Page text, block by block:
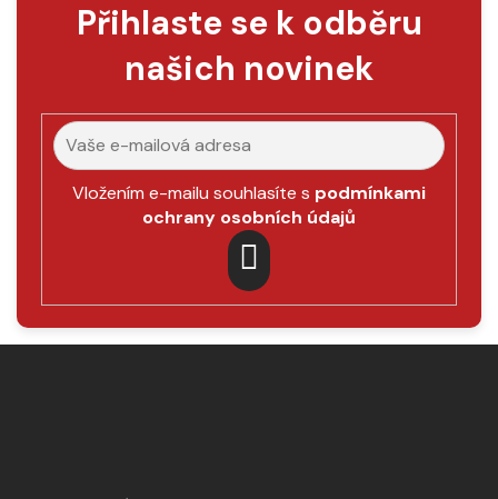
Přihlaste se k odběru
našich novinek
Vložením e-mailu souhlasíte s podmínkami
ochrany osobních údajů
PŘIHLÁSIT
SE